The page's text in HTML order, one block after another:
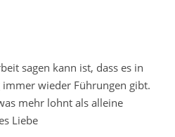
sagen kann ist, dass es in
wieder Führungen gibt.
mehr lohnt als alleine
Liebe